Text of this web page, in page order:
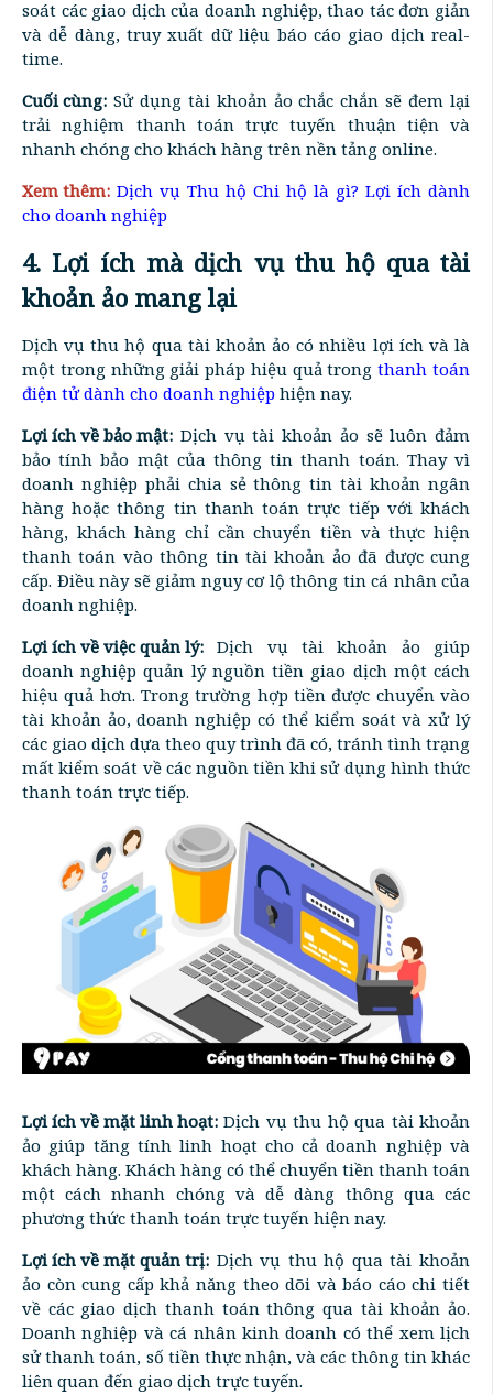
soát các giao dịch của doanh nghiệp, thao tác đơn giản
và dễ dàng, truy xuất dữ liệu báo cáo giao dịch real-
time.
Cuối cùng: Sử dụng tài khoản ảo chắc chắn sẽ đem lại
trải nghiệm thanh toán trực tuyến thuận tiện và
nhanh chóng cho khách hàng trên nền tảng online.
Xem thêm: Dịch vụ Thu hộ Chi hộ là gì? Lợi ích dành
cho doanh nghiệp
4. Lợi ích mà dịch vụ thu hộ qua tài
khoản ảo mang lại
Dịch vụ thu hộ qua tài khoản ảo có nhiều lợi ích và là
một trong những giải pháp hiệu quả trongthanh toán
điện tử dành cho doanh nghiệp hiện nay.
Lợi ích về bảo mật: Dịch vụ tài khoản ảo sẽ luôn đảm
bảo tính bảo mật của thông tin thanh toán. Thay vì
doanh nghiệp phải chia sẻ thông tin tài khoản ngân
hàng hoặc thông tin thanh toán trực tiếp với khách
hàng, khách hàng chỉ cần chuyển tiền và thực hiện
thanh toán vào thông tin tài khoản ảo đã được cung
cấp. Điều này sẽ giảm nguy cơ lộ thông tin cá nhân của
doanh nghiệp.
Lợi ích về việc quản lý: Dịch vụ tài khoản ảo giúp
doanh nghiệp quản lý nguồn tiền giao dịch một cách
hiệu quả hơn. Trong trường hợp tiền được chuyển vào
tài khoản ảo, doanh nghiệp có thể kiểm soát và xử lý
các giao dịch dựa theo quy trình đã có, tránh tình trạng
mất kiểm soát về các nguồn tiền khi sử dụng hình thức
thanh toán trực tiếp.
Lợi ích về mặt linh hoạt: Dịch vụ thu hộ qua tài khoản
ảo giúp tăng tính linh hoạt cho cả doanh nghiệp và
khách hàng. Khách hàng có thể chuyển tiền thanh toán
một cách nhanh chóng và dễ dàng thông qua các
phương thức thanh toán trực tuyến hiện nay.
Lợi ích về mặt quản trị: Dịch vụ thu hộ qua tài khoản
ảo còn cung cấp khả năng theo dõi và báo cáo chi tiết
về các giao dịch thanh toán thông qua tài khoản ảo.
Doanh nghiệp và cá nhân kinh doanh có thể xem lịch
sử thanh toán, số tiền thực nhận, và các thông tin khác
liên quan đến giao dịch trực tuyến.